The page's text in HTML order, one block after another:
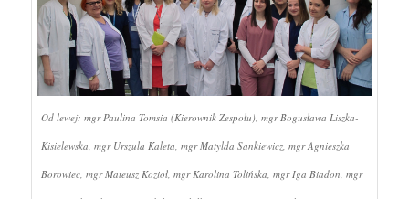
Od lewej: mgr Paulina Tomsia (Kierownik Zespołu), mgr Bogusława Liszka-
Kisielewska, mgr Urszula Kaleta, mgr Matylda Sankiewicz, mgr Agnieszka
Borowiec, mgr Mateusz Kozioł, mgr Karolina Tolińska, mgr Iga Biadon, mgr